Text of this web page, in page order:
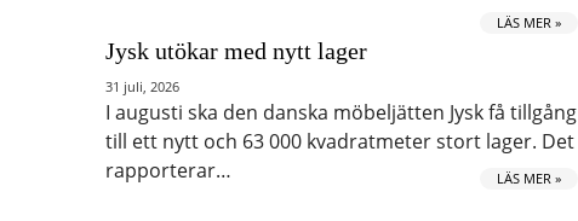
LÄS MER »
Jysk utökar med nytt lager
31 juli, 2026
I augusti ska den danska möbeljätten Jysk få tillgång
till ett nytt och 63 000 kvadratmeter stort lager. Det
rapporterar…
LÄS MER »